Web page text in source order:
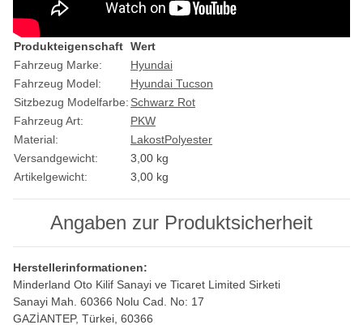
Produkteigenschaft Wert
Fahrzeug Marke:
Hyundai
Fahrzeug Model:
Hyundai Tucson
Sitzbezug Modelfarbe: Schwarz Rot
Fahrzeug Art:
PKW
Material:
LakostPolyester
Versandgewicht:
3,00 kg
Artikelgewicht:
3,00 kg
Angaben zur Produktsicherheit
Herstellerinformationen:
Minderland Oto Kilif Sanayi ve Ticaret Limited Sirketi
Sanayi Mah. 60366 Nolu Cad. No: 17
GAZİANTEP, Türkei, 60366